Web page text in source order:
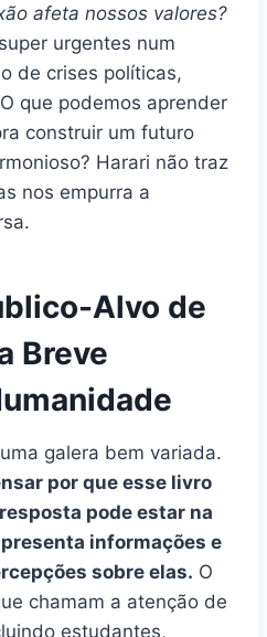
afeta nossos valores?
urgentes num
de crises políticas,
que podemos aprender
construir um futuro
Harari não traz
nos empurra a
Alvo de
Breve
galera bem variada.
por que esse livro
pode estar na
informações e
sobre elas. O
chamam a atenção de
estudantes,